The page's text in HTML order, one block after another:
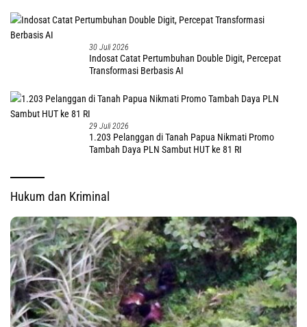
30 Juli 2026
Indosat Catat Pertumbuhan Double Digit, Percepat
Transformasi Berbasis AI
29 Juli 2026
1.203 Pelanggan di Tanah Papua Nikmati Promo
Tambah Daya PLN Sambut HUT ke 81 RI
Hukum dan Kriminal